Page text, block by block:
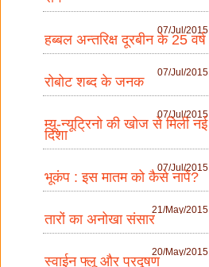
07/Jul/2015
हब्बल अन्तरिक्ष दूरबीन के 25 वर्ष
07/Jul/2015
रोबोट शब्द के जनक
07/Jul/2015
म्यू-न्यूट्रिनो की खोज से मिली नई
दिशा
07/Jul/2015
भूकंप : इस मातम को कैसे नापें?
21/May/2015
तारों का अनोखा संसार
20/May/2015
स्वाईन फ्लू और प्रदूषण